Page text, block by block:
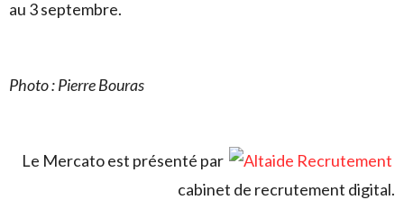
au 3 septembre.
Photo : Pierre Bouras
Le Mercato est présenté par
cabinet de recrutement digital.